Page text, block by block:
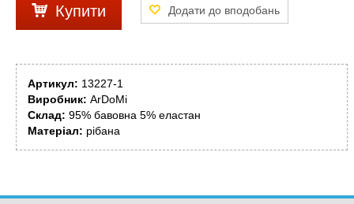
Купити
Артикул: 13227-1
Виробник: ArDoMi
Склад: 95% бавовна 5% еластан
Матеріал: рібана